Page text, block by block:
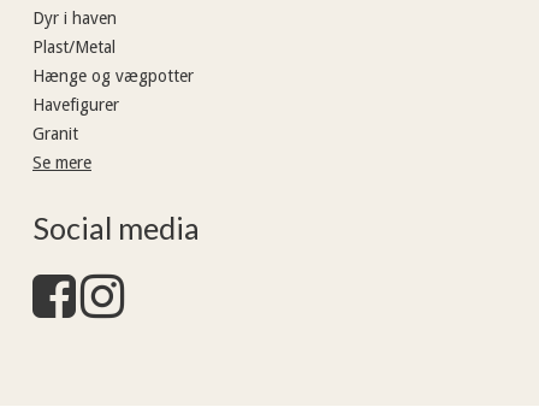
Dyr i haven
Plast/Metal
Hænge og vægpotter
Havefigurer
Granit
Se mere
Social media